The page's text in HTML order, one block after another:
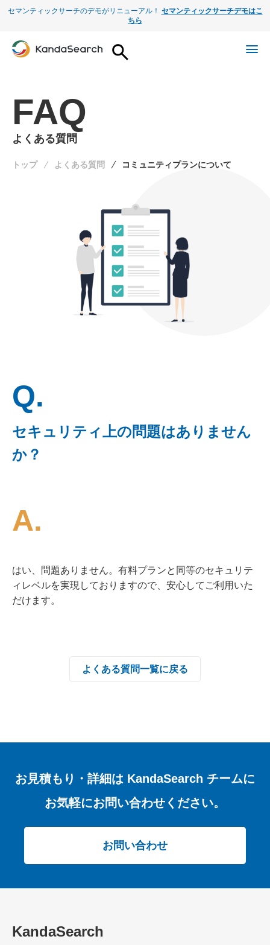
セマンティックサーチのデモがリニューアル！ セマンティックサーチデモはこ
ちら
FAQ
よくある質問
トップ よくある質問 コミュニティプランについて
Q.
セキュリティ上の問題はありません
か？
A.
はい、問題ありません。有料プランと同等のセキュリテ
ィレベルを実現しておりますので、安心してご利用いた
だけます。
よくある質問一覧に戻る
お見積もり・詳細は KandaSearch チームに
お気軽にお問い合わせください。
お問い合わせ
KandaSearch